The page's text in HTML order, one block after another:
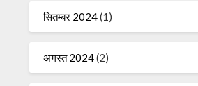
सितम्बर 2024(1)
अगस्त 2024(2)